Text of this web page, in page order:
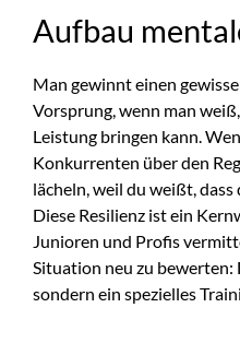
Aufbau
Man gewinnt einen
Vorsprung, wenn man
Leistung bringen kann.
Konkurrenten über den
lächeln, weil du weißt,
Diese Resilienz ist ein
Junioren und Profis
Situation neu zu bewerten:
sondern ein spezielles